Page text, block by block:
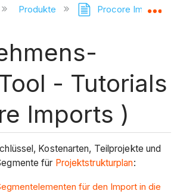
Hierarchie auf- und
Produkte Procore Imports
- Tutorials
Imports )
Kostenarten, Teilprojekte und
für Projektstrukturplan:
für den Import in die